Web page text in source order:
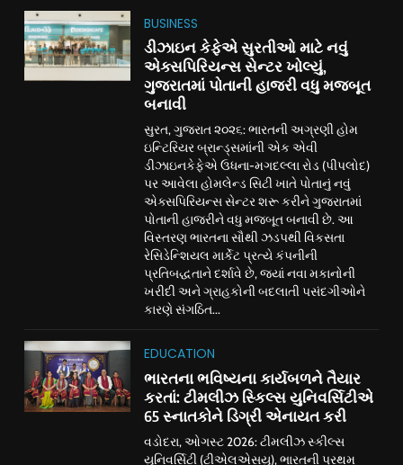
BUSINESS
ડીઝાઇન કેફેએ સુરતીઓ માટે નવું
એક્સપિરિયન્સ સેન્ટર ખોલ્યું,
ગુજરાતમાં પોતાની હાજરી વધુ મજબૂત
બનાવી
સુરત, ગુજરાત ૨૦૨૬: ભારતની અગ્રણી હોમ
ઇન્ટિરિયર બ્રાન્ડ્સમાંની એક એવી
ડીઝાઇનકેફેએ ઉધના-મગદલ્લા રોડ (પીપલોદ)
પર આવેલા હોમલેન્ડ સિટી ખાતે પોતાનું નવું
એક્સપિરિયન્સ સેન્ટર શરૂ કરીને ગુજરાતમાં
પોતાની હાજરીને વધુ મજબૂત બનાવી છે. આ
વિસ્તરણ ભારતના સૌથી ઝડપથી વિકસતા
રેસિડેન્શિયલ માર્કેટ પ્રત્યે કંપનીની
પ્રતિબદ્ધતાને દર્શાવે છે, જ્યાં નવા મકાનોની
ખરીદી અને ગ્રાહકોની બદલાતી પસંદગીઓને
કારણે સંગઠિત...
EDUCATION
ભારતના ભવિષ્યના કાર્યબળને તૈયાર
કરતાં: ટીમલીઝ સ્કિલ્સ યુનિવર્સિટીએ
65 સ્નાતકોને ડિગ્રી એનાયત કરી
વડોદરા, ઓગસ્ટ 2026: ટીમલીઝ સ્કીલ્સ
યુનિવર્સિટી (ટીએલએસયુ), ભારતની પ્રથમ